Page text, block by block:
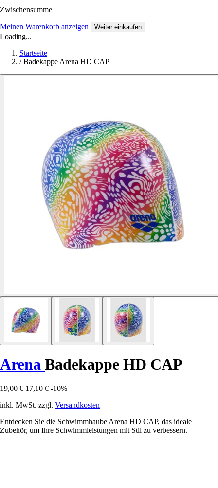
Zwischensumme
Meinen Warenkorb anzeigen Weiter einkaufen
Loading...
Startseite
/ Badekappe Arena HD CAP
Arena Badekappe HD CAP
19,00 € 17,10 € -10%
inkl. MwSt. zzgl. Versandkosten
Entdecken Sie die Schwimmhaube Arena HD CAP, das ideale
Zubehör, um Ihre Schwimmleistungen mit Stil zu verbessern.